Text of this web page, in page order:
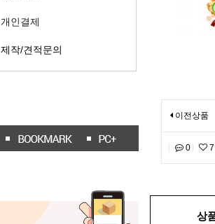
개인결제
제작/견적문의
이전상품
0 7
상